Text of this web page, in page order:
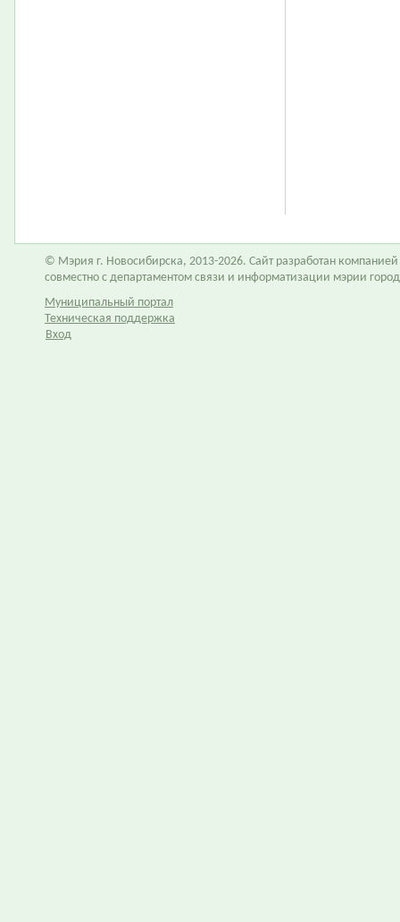
© Мэрия г. Новосибирска, 2013-2026. Сайт разработан компанией
совместно с департаментом связи и информатизации мэрии
Муниципальный портал
Техническая поддержка
Вход